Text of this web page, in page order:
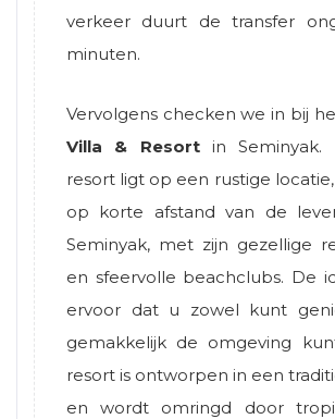
verkeer duurt de transfer
minuten.
Vervolgens checken we in bij
Villa & Resortin Seminyak.
resort ligt op een rustige
op korte afstand van de
Seminyak, met zijn gezellige
en sfeervolle beachclubs. De
ervoor dat u zowel kunt
gemakkelijk de omgeving
resort is ontworpen in een
en wordt omringd door